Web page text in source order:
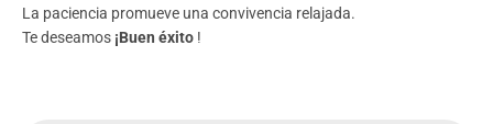
La paciencia promueve una convivencia relajada.
Te deseamos ¡Buen éxito !